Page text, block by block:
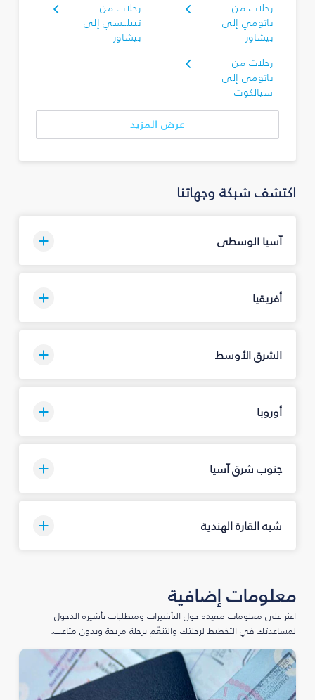
رحلات من
باتومي إلى
بيشاور
رحلات من
تبيليسي إلى
بيشاور
رحلات من
باتومي إلى
سيالكوت
عرض المزيد
اكتشف شبكة وجهاتنا
آسيا الوسطى
أفريقيا
الشرق الأوسط
أوروبا
جنوب شرق آسيا
شبه القارة الهندية
معلومات إضافية
اعثر على معلومات مفيدة حول التأشيرات ومتطلبات تأشيرة الدخول
لمساعدتك في التخطيط لرحلتك والتنعّم برحلة مريحة وبدون متاعب.